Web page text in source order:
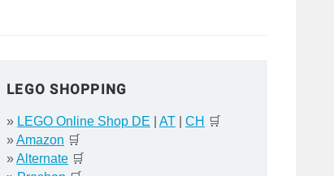
LEGO SHOPPING
» LEGO Online Shop DE AT| CH 🛒
»Amazon 🛒
»Alternate🛒